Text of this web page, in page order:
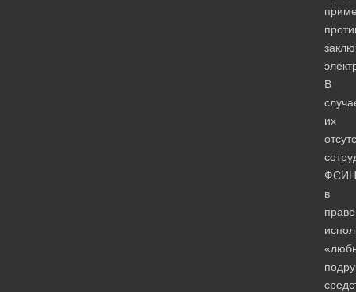
В
их
ФСИН
в
праве